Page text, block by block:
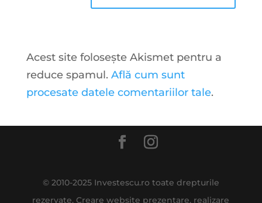
Acest site folosește Akismet pentru a
reduce spamul. Află cum sunt
procesate datele comentariilor tale.
© 2010-2025 Investescu.ro toate drepturile
rezervate. Creare website prezentare, realizare